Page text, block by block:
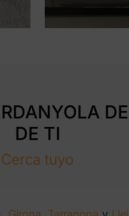
DE TI
Cerca tuyo